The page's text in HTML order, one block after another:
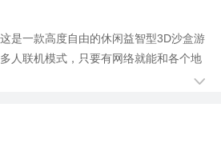
是一款高度自由的休闲益智型3D沙盒游
人联机模式，只要有网络就能和各个地
局限于局域网内的小伙伴哦！这里没有